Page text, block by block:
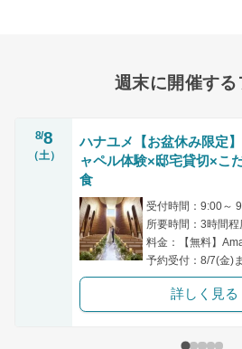
週末に開催する
8/8
（土）
ハナユメ【お盆休み限定
ャペル体験×邸宅貸切×こ
食
所要時間：3時間程
予約受付：8/7(金)
詳しく見る